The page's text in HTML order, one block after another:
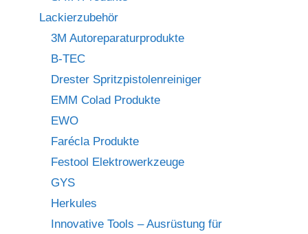
Lackierzubehör
3M Autoreparaturprodukte
B-TEC
Drester Spritzpistolenreiniger
EMM Colad Produkte
EWO
Farécla Produkte
Festool Elektrowerkzeuge
GYS
Herkules
Innovative Tools – Ausrüstung für